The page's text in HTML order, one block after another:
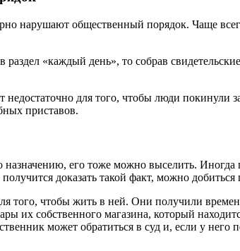
нарушают общественный порядок. Чаще
«каждый день», то собрав
для того, чтобы люди
приставов.
его тоже можно выселить.
доказать такой факт, можно
того, чтобы жить в ней. Они получили
их собственного магазина, который
может обратиться в суд и, если у него